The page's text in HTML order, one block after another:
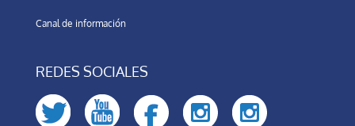
Canal de información
REDES SOCIALES